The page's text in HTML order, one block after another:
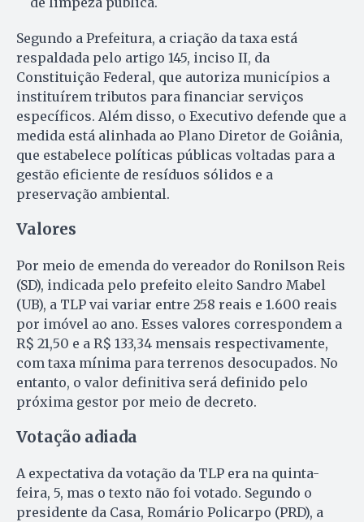
Segundo a Prefeitura, a criação da taxa está
respaldada pelo artigo 145, inciso II, da
Constituição Federal, que autoriza municípios a
instituírem tributos para financiar serviços
específicos. Além disso, o Executivo defende que a
medida está alinhada ao Plano Diretor de Goiânia,
que estabelece políticas públicas voltadas para a
gestão eficiente de resíduos sólidos e a
preservação ambiental.
Valores
Por meio de emenda do vereador do Ronilson Reis
(SD), indicada pelo prefeito eleito Sandro Mabel
(UB), a TLP vai variar entre 258 reais e 1.600 reais
por imóvel ao ano. Esses valores correspondem a
R$ 21,50 e a R$ 133,34 mensais respectivamente,
com taxa mínima para terrenos desocupados. No
entanto, o valor definitiva será definido pelo
próxima gestor por meio de decreto.
Votação adiada
A expectativa da votação da TLP era na quinta-
feira, 5, mas o texto não foi votado. Segundo o
presidente da Casa, Romário Policarpo (PRD), a